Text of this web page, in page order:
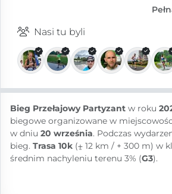
Nasi tu byli
Bieg Przełajowy Partyzant w roku
biegowe organizowane w
w dniu 20 września. Podczas
bieg. Trasa 10k (⨦ 12 km / + 300 m) w
średnim nachyleniu terenu 3% (G3).